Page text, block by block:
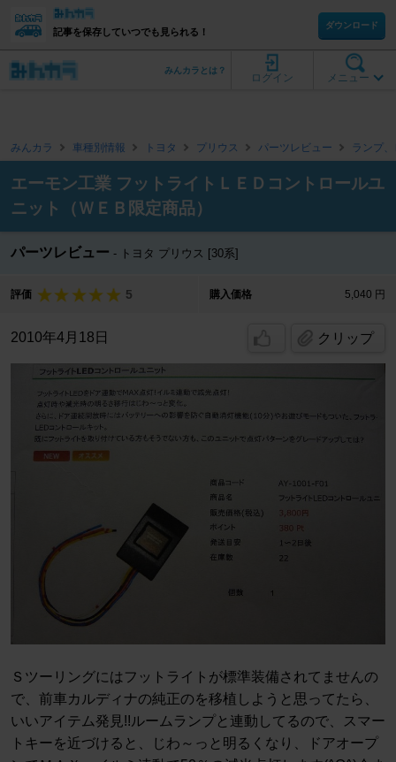
記事を保存していつでも見られる！
ダウンロード
メニュー
ログイン
みんカラとは？
みんカラ 車種別情報 トヨタ プリウス パーツレビュー ランプ
エーモン工業 フットライトＬＥＤコントロールユ
ニット（ＷＥＢ限定商品）
パーツレビュー トヨタ プリウス [30系]
評価 5 購入価格 5,040 円
2010年4月18日 クリップ
Ｓツーリングにはフットライトが標準装備されてませんの
で、前車カルディナの純正のを移植しようと思ってたら、
いいアイテム発見!!ルームランプと連動してるので、スマー
トキーを近づけると、じわ～っと明るくなり、ドアオープ